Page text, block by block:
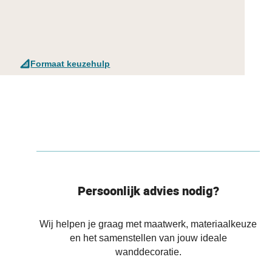
Formaat keuzehulp
Persoonlijk advies nodig?
Wij helpen je graag met maatwerk, materiaalkeuze
en het samenstellen van jouw ideale
wanddecoratie.